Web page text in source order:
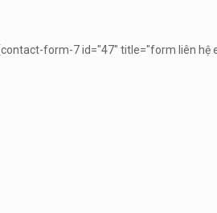
[contact-form-7 id="47" title="form liên hệ